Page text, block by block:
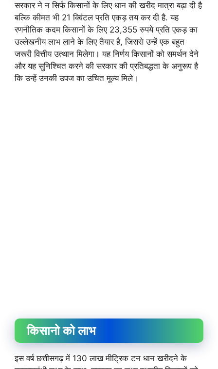
सरकार ने न सिर्फ किसानों के लिए धान की खरीद मात्रा बढ़ा दी है
बल्कि कीमत भी 21 क्विंटल प्रति एकड़ तय कर दी है. यह
रणनीतिक कदम किसानों के लिए 23,355 रुपये प्रति एकड़ का
उल्लेखनीय लाभ लाने के लिए तैयार है, जिससे उन्हें एक बहुत
जरूरी वित्तीय उत्थान मिलेगा। यह निर्णय किसानों को समर्थन देने
और यह सुनिश्चित करने की सरकार की प्रतिबद्धता के अनुरूप है
कि उन्हें उनकी उपज का उचित मूल्य मिले।
किसानो को लाभ
इस वर्ष छत्तीसगढ़ में 130 लाख मीट्रिक टन धान खरीदने के